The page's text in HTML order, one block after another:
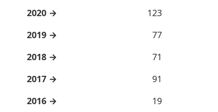
2020
123
2019
77
2018
71
2017
91
2016
19